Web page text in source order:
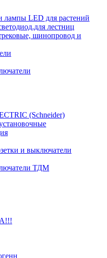
лампы LED для растений
лестниц
шинопровод и
(Schneider)
и выключатели
ТДМ